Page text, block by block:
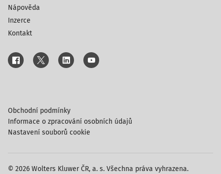
Nápověda
Inzerce
Kontakt
© 2026 Wolters Kluwer ČR, a. s. Všechna práva vyhrazena.
Obchodní podmínky
Informace o zpracování osobních údajů
Nastavení souborů cookie